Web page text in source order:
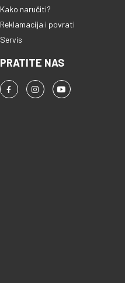
Kako naručiti?
Reklamacija i povrati
Servis
PRATITE NAS